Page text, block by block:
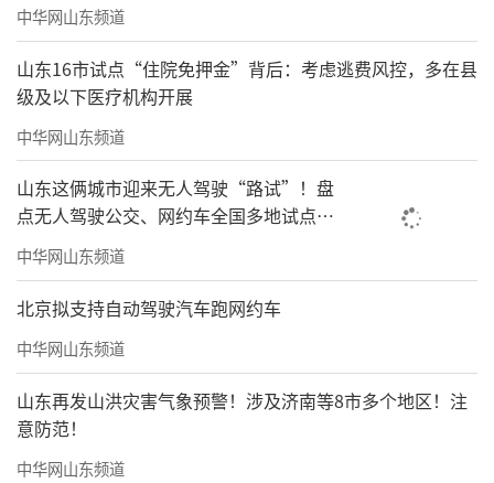
中华网山东频道
山东16市试点“住院免押金”背后：考虑逃费风控，多在县
级及以下医疗机构开展
中华网山东频道
山东这俩城市迎来无人驾驶“路试”！盘
点无人驾驶公交、网约车全国多地试点之
路
中华网山东频道
北京拟支持自动驾驶汽车跑网约车
中华网山东频道
山东再发山洪灾害气象预警！涉及济南等8市多个地区！注
意防范！
中华网山东频道